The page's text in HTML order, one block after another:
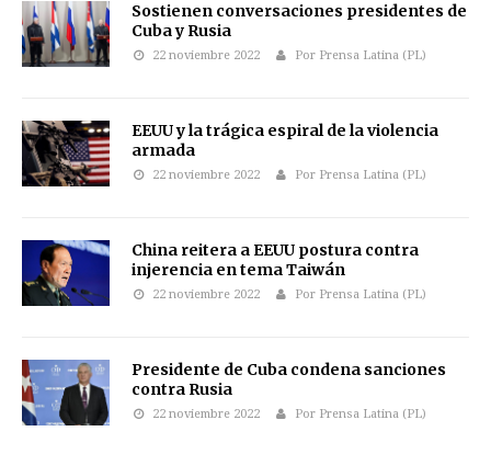
Sostienen conversaciones presidentes de
Cuba y Rusia
22 noviembre 2022 Por Prensa Latina (PL)
EEUU y la trágica espiral de la violencia
armada
22 noviembre 2022 Por Prensa Latina (PL)
China reitera a EEUU postura contra
injerencia en tema Taiwán
22 noviembre 2022 Por Prensa Latina (PL)
Presidente de Cuba condena sanciones
contra Rusia
22 noviembre 2022 Por Prensa Latina (PL)